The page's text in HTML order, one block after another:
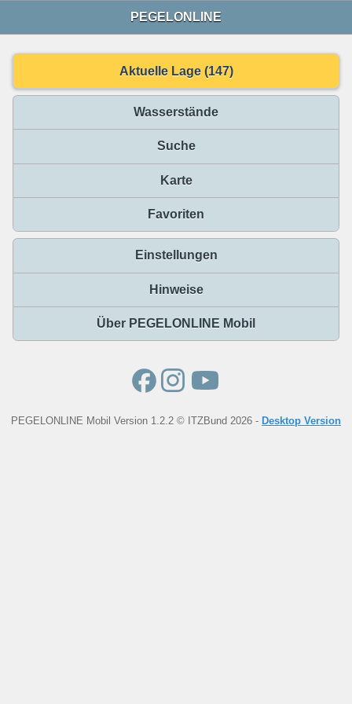
PEGELONLINE
Aktuelle Lage (147)
Wasserstände
Suche
Karte
Favoriten
Einstellungen
Hinweise
Über PEGELONLINE Mobil
PEGELONLINE Mobil Version 1.2.2 © ITZBund 2026 - Desktop Version